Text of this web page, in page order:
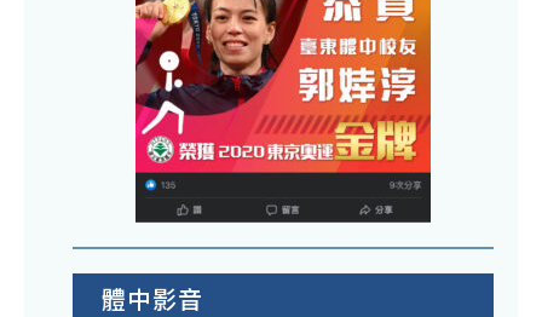
體中影音